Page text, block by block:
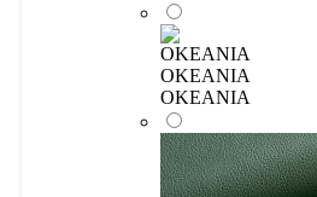
OKEANIA
OKEANIA